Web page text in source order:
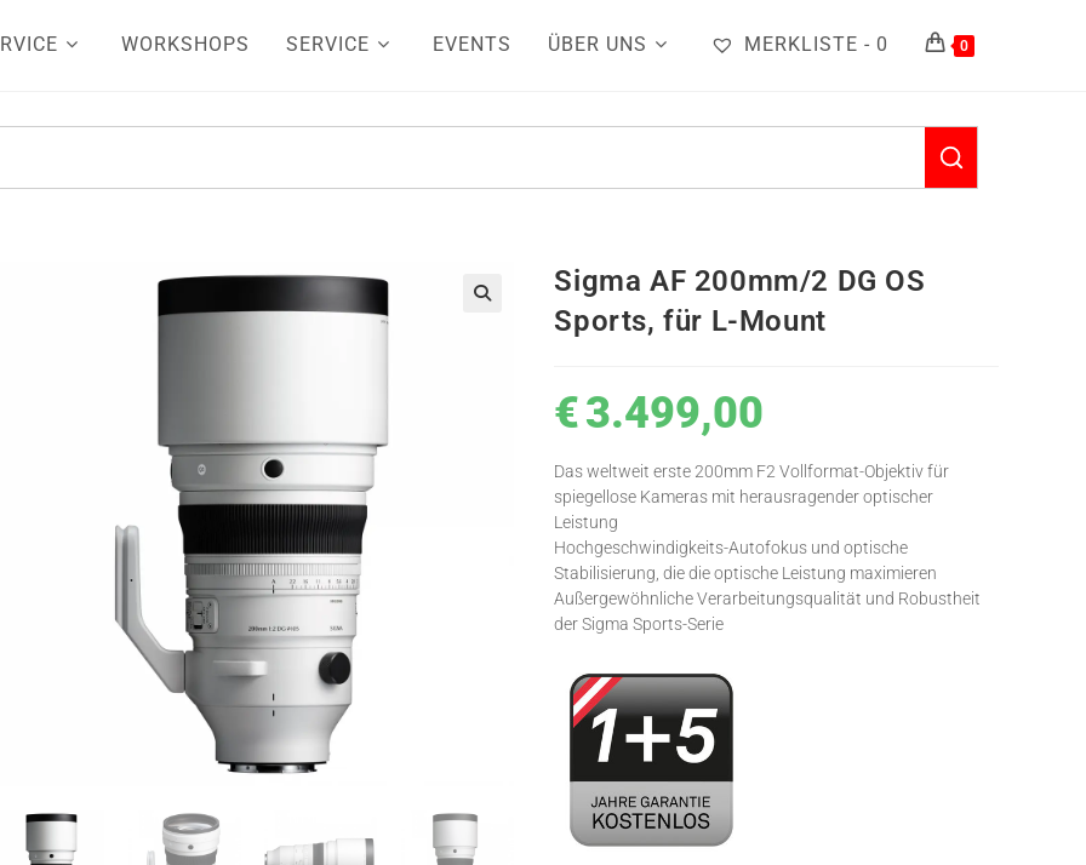
WORKSHOPS SERVICE EVENTS ÜBER UNS MERKLISTE - 0 0
Sigma AF 200mm/2 DG OS
Sports, für L-Mount
€3.499,00
Das weltweit erste 200mm F2 Vollformat-Objektiv für
spiegellose Kameras mit herausragender optischer
Leistung
Hochgeschwindigkeits-Autofokus und optische
Stabilisierung, die die optische Leistung maximieren
Außergewöhnliche Verarbeitungsqualität und Robustheit
der Sigma Sports-Serie